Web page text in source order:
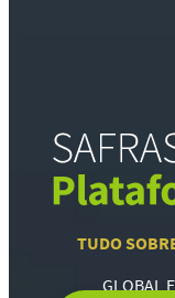
TUDO
GLOBAL